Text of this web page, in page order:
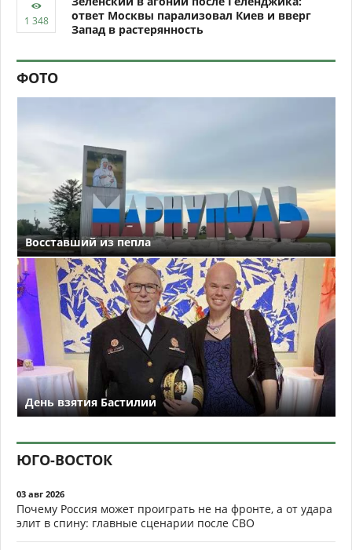
ответ Москвы парализовал Киев и вверг
Запад в растерянность
ФОТО
Восставший из пепла
День взятия Бастилии
ЮГО-ВОСТОК
03 авг 2026
Почему Россия может проиграть не на фронте, а от удара
элит в спину: главные сценарии после СВО